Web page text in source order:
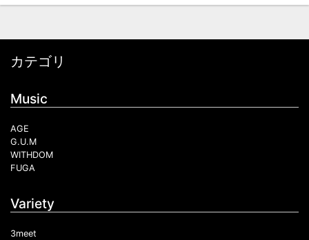
カテゴリ
Music
AGE
G.U.M
WITHDOM
FUGA
Variety
3meet